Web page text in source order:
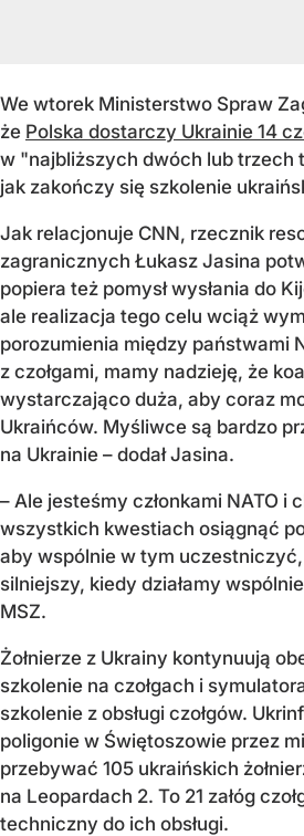
We wtorek Ministerstwo Spraw
że Polska dostarczy Ukrainie 14
w "najbliższych dwóch lub trzech
jak zakończy się szkolenie
Jak relacjonuje CNN, rzecznik
zagranicznych Łukasz Jasina
popiera też pomysł wysłania do
ale realizacja tego celu wciąż
porozumienia między państwami
z czołgami, mamy nadzieję, że
wystarczająco duża, aby coraz
Ukraińców. Myśliwce są bardzo
na Ukrainie – dodał Jasina.
– Ale jesteśmy członkami NATO i
wszystkich kwestiach osiągnąć
aby wspólnie w tym
silniejszy, kiedy działamy
MSZ.
Żołnierze z Ukrainy kontynuują
szkolenie na czołgach i
szkolenie z obsługi czołgów.
poligonie w Świętoszowie przez
przebywać 105 ukraińskich
na Leopardach 2. To 21 załóg
techniczny do ich obsługi.